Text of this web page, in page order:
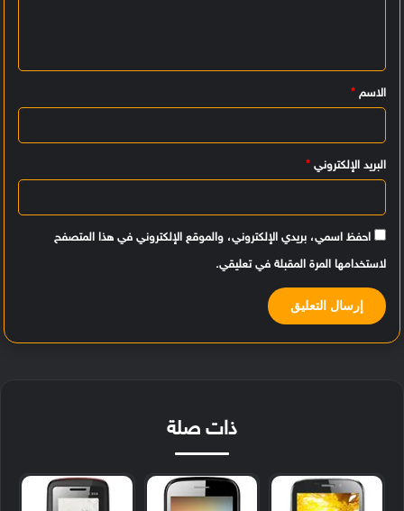
ي
ق
الاسم *
البريد الإلكتروني *
احفظ اسمي، بريدي الإلكتروني، والموقع الإلكتروني في هذا المتصفح
لاستخدامها المرة المقبلة في تعليقي.
ذات صلة